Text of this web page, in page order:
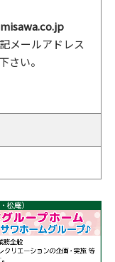
メールアドレス
さい。